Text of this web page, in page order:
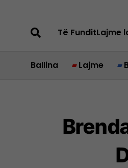
Të FunditLajme
Ballina Lajme